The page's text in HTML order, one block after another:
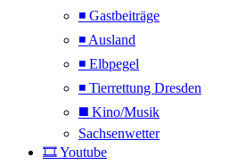
◾ Gastbeiträge
◾ Ausland
◾ Elbpegel
◾ Tierrettung Dresden
◼️ Kino/Musik
Sachsenwetter
🎞️ Youtube